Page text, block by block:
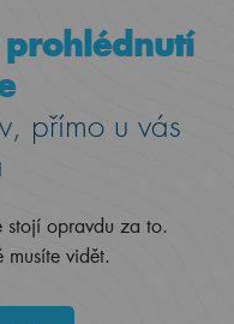
přímo u vás
stojí opravdu za to.
vidět.